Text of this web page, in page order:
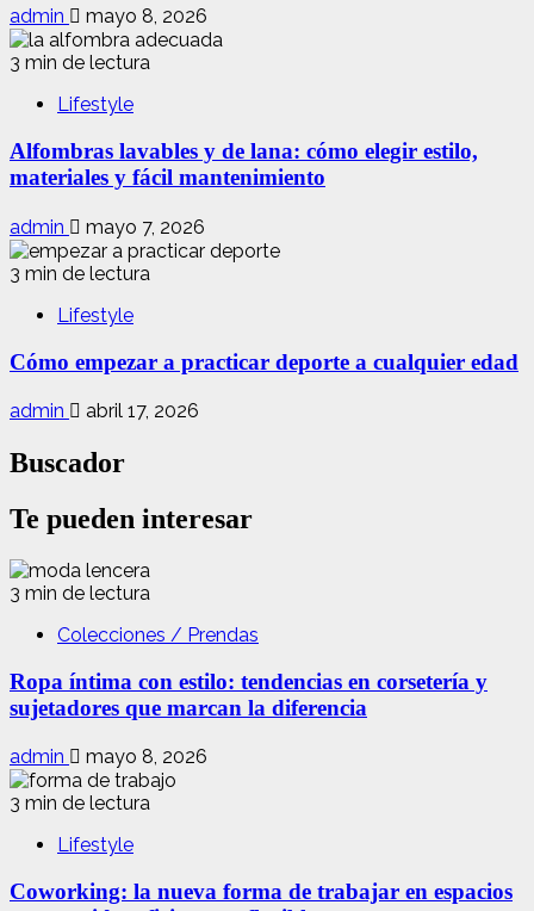
admin mayo 8, 2026
3 min de lectura
Lifestyle
Alfombras lavables y de lana: cómo elegir estilo,
materiales y fácil mantenimiento
admin mayo 7, 2026
3 min de lectura
Lifestyle
Cómo empezar a practicar deporte a cualquier edad
admin abril 17, 2026
Buscador
Te pueden interesar
3 min de lectura
Colecciones / Prendas
Ropa íntima con estilo: tendencias en corsetería y
sujetadores que marcan la diferencia
admin mayo 8, 2026
3 min de lectura
Lifestyle
Coworking: la nueva forma de trabajar en espacios